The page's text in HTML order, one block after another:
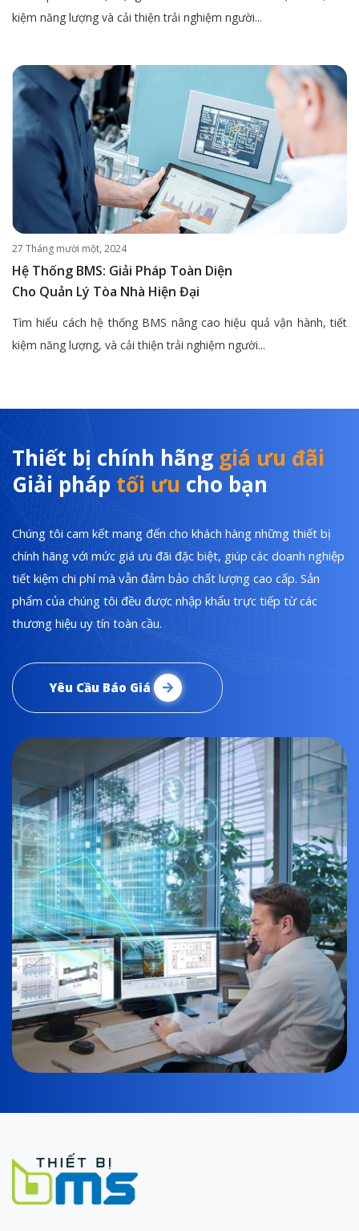
kiệm năng lượng và cải thiện trải nghiệm người...
27 Tháng mười một, 2024
Hệ Thống BMS: Giải Pháp Toàn Diện
Cho Quản Lý Tòa Nhà Hiện Đại
Tìm hiểu cách hệ thống BMS nâng cao hiệu quả vận hành, tiết
kiệm năng lượng, và cải thiện trải nghiệm người...
Thiết bị chính hãng giá ưu đãi
Giải pháp tối ưu cho bạn
Chúng tôi cam kết mang đến cho khách hàng những thiết bị
chính hãng với mức giá ưu đãi đặc biệt, giúp các doanh nghiệp
tiết kiệm chi phí mà vẫn đảm bảo chất lượng cao cấp. Sản
phẩm của chúng tôi đều được nhập khẩu trực tiếp từ các
thương hiệu uy tín toàn cầu.
Yêu Cầu Báo Giá